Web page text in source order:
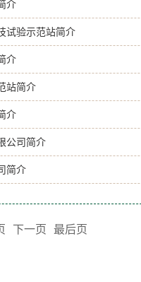
介
试验示范站简介
介
站简介
介
公司简介
简介
下一页 最后页